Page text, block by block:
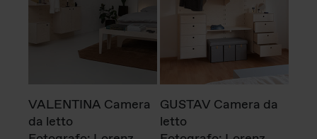
VALENTINA Camera
da letto
GUSTAV Camera da
letto